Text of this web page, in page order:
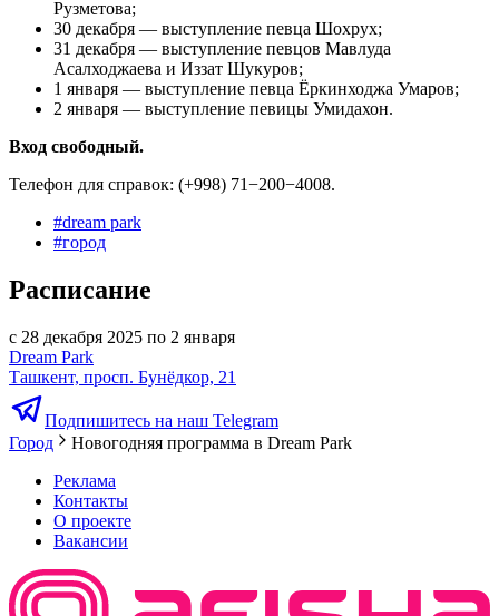
Рузметова;
30 декабря — выступление певца Шохрух;
31 декабря — выступление певцов Мавлуда
Асалходжаева и Иззат Шукуров;
1 января — выступление певца Ёркинходжа Умаров;
2 января — выступление певицы Умидахон.
Вход свободный.
Телефон для справок: (+998) 71−200−4008.
#dream park
#город
Расписание
с 28 декабря 2025 по 2 января
Dream Park
Ташкент, просп. Бунёдкор, 21
Подпишитесь на наш Telegram
Город
Новогодняя программа в Dream Park
Реклама
Контакты
О проекте
Вакансии